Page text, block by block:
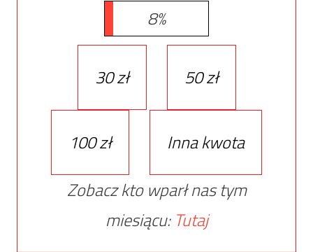
8%
30 zł 50 zł
100 zł
Inna kwota
Zobacz kto wparł nas tym
miesiącu: Tutaj